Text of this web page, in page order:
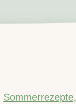
Sommerrezepte,